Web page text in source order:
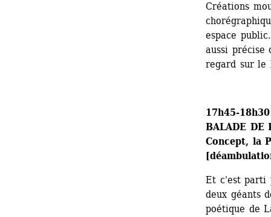
Créations
espace
aussi précise
regard sur le
17h45-18h30
BALADE DE
Concept, la
Et c'est parti
deux géants
poétique de